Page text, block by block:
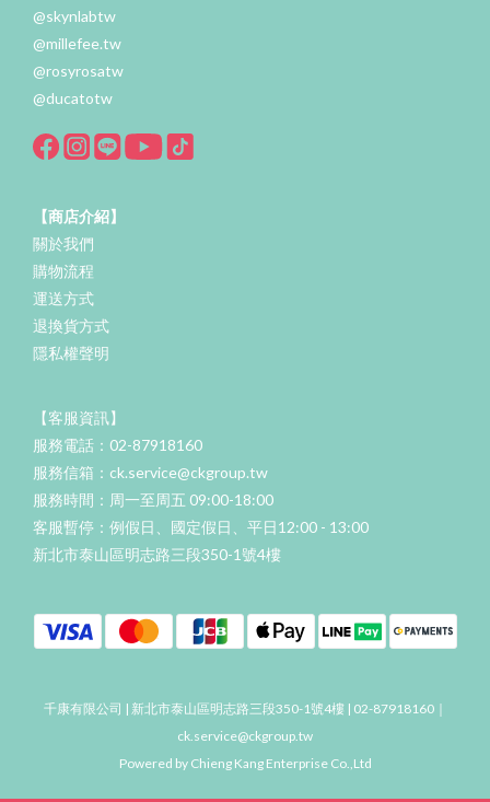
@skynlabtw
@millefee.tw
@rosyrosatw
@ducatotw
【商店介紹】
關於我們
購物流程
運送方式
退換貨方式
隱私權聲明
【客服資訊】
服務電話：02-87918160
服務信箱：ck.service@ckgroup.tw
服務時間：周一至周五 09:00-18:00
客服暫停：例假日、國定假日、平日12:00 - 13:00
新北市泰山區明志路三段350-1號4樓
千康有限公司 | 新北市泰山區明志路三段350-1號4樓 | 02-87918160｜
ck.service@ckgroup.tw
Powered by Chieng Kang Enterprise Co.,Ltd